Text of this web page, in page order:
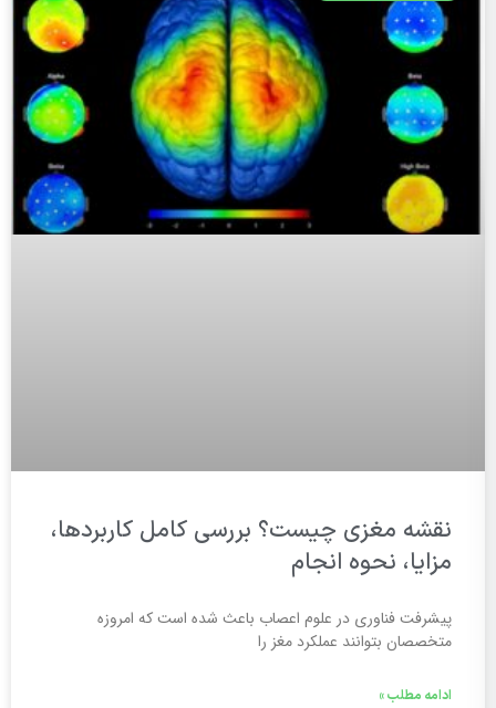
نقشه مغزی چیست؟ بررسی کامل کاربردها،
مزایا، نحوه انجام
پیشرفت فناوری در علوم اعصاب باعث شده است که امروزه
متخصصان بتوانند عملکرد مغز را
ادامه مطلب »